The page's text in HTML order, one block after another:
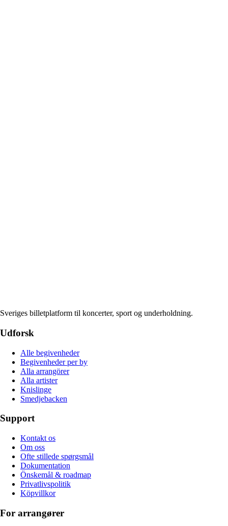
Sveriges billetplatform til koncerter, sport og underholdning.
Udforsk
Alle begivenheder
Begivenheder per by
Alla arrangörer
Alla artister
Knislinge
Smedjebacken
Support
Kontakt os
Om oss
Ofte stillede spørgsmål
Dokumentation
Önskemål & roadmap
Privatlivspolitik
Köpvillkor
For arrangører